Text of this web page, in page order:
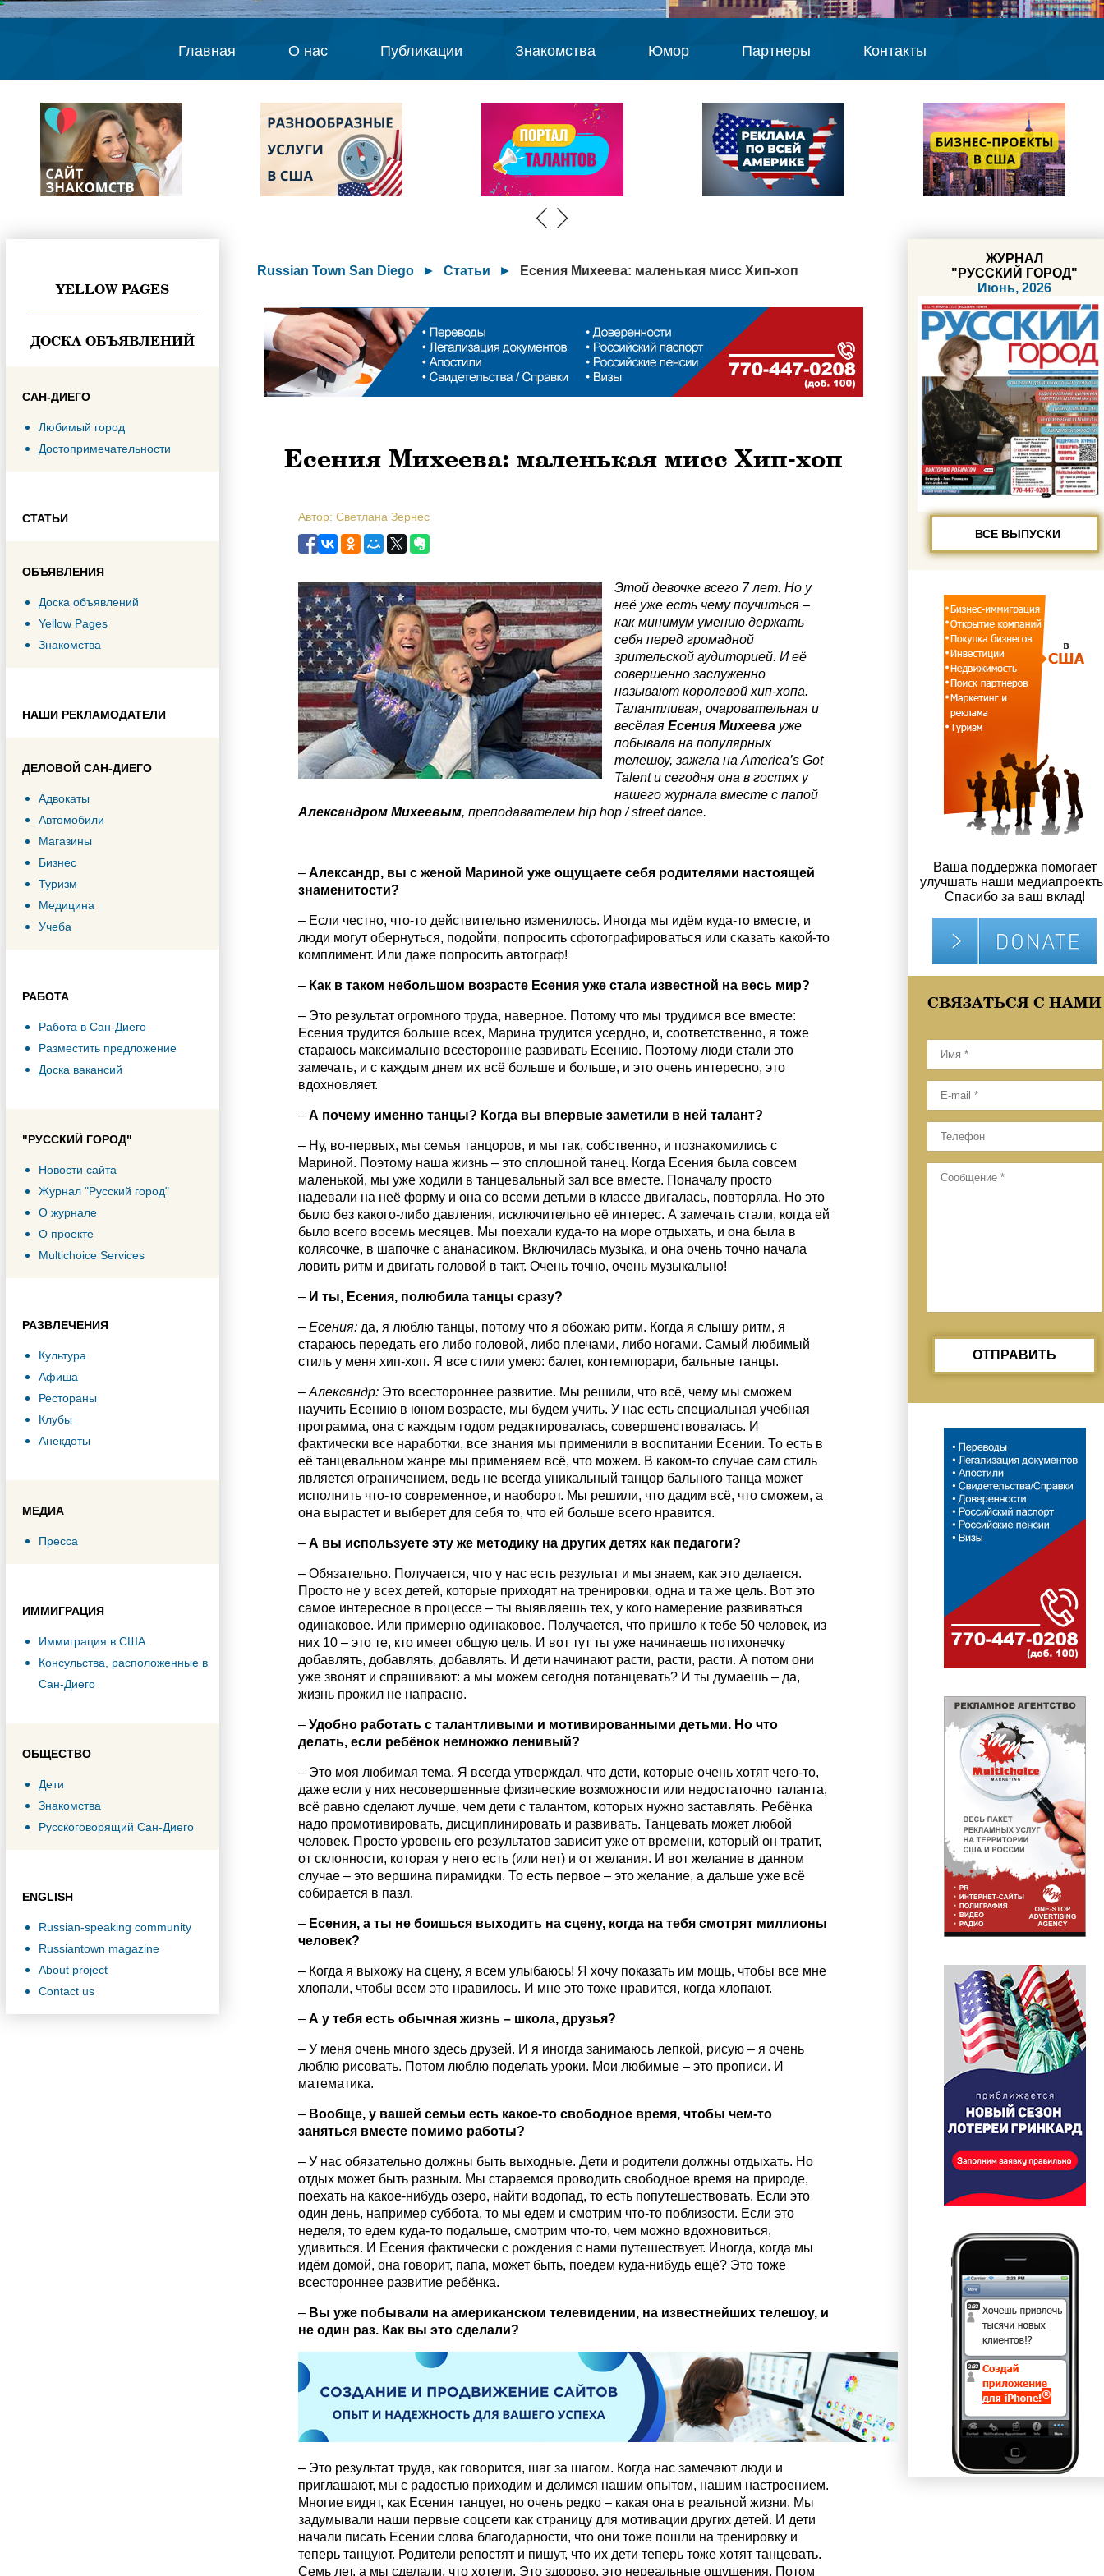
Главная О нас Публикации Знакомства Юмор Партнеры Контакты
YELLOW PAGES
ДОСКА ОБЪЯВЛЕНИЙ
САН-ДИЕГО
Любимый город
Достопримечательности
СТАТЬИ
ОБЪЯВЛЕНИЯ
Доска объявлений
Yellow Pages
Знакомства
НАШИ РЕКЛАМОДАТЕЛИ
ДЕЛОВОЙ САН-ДИЕГО
Адвокаты
Автомобили
Магазины
Бизнес
Туризм
Медицина
Учеба
РАБОТА
Работа в Сан-Диего
Разместить предложение
Доска вакансий
"РУССКИЙ ГОРОД"
Новости сайта
Журнал "Русский город"
О журнале
О проекте
Multichoice Services
РАЗВЛЕЧЕНИЯ
Культура
Афиша
Рестораны
Клубы
Анекдоты
МЕДИА
Пресса
ИММИГРАЦИЯ
Иммиграция в США
Консульства, расположенные в
Сан-Диего
ОБЩЕСТВО
Дети
Знакомства
Русскоговорящий Сан-Диего
ENGLISH
Russian-speaking community
Russiantown magazine
About project
Contact us
Russian Town San Diego ► Статьи ► Есения Михеева: маленькая мисс Хип-хоп
Есения Михеева: маленькая мисс Хип-хоп
Автор: Светлана Зернес
Этой девочке всего 7 лет. Но у
неё уже есть чему поучиться –
как минимум умению держать
себя перед громадной
зрительской аудиторией. И её
совершенно заслуженно
называют королевой хип-хопа.
Талантливая, очаровательная и
весёлая Есения Михеевауже
побывала на популярных
телешоу, зажгла на America’s Got
Talentи сегодня она в гостях у
нашего журнала вместе с папой
Александром Михеевым, преподавателем hip hop/street dance.
– Александр, вы с женой Мариной уже ощущаете себя родителями настоящей
знаменитости?
– Если честно, что-то действительно изменилось. Иногда мы идём куда-то вместе, и
люди могут обернуться, подойти, попросить сфотографироваться или сказать какой-то
комплимент. Или даже попросить автограф!
– Как в таком небольшом возрасте Есения уже стала известной на весь мир?
– Это результат огромного труда, наверное. Потому что мы трудимся все вместе:
Есения трудится больше всех, Марина трудится усердно, и, соответственно, я тоже
стараюсь максимально всесторонне развивать Есению. Поэтому люди стали это
замечать, и с каждым днем их всё больше и больше, и это очень интересно, это
вдохновляет.
– А почему именно танцы? Когда вы впервые заметили в ней талант?
– Ну, во-первых, мы семья танцоров, и мы так, собственно, и познакомились с
Мариной. Поэтому наша жизнь – это сплошной танец. Когда Есения была совсем
маленькой, мы уже ходили в танцевальный зал все вместе. Поначалу просто
надевали на неё форму и она со всеми детьми в классе двигалась, повторяла. Но это
было без какого-либо давления, исключительно её интерес. А замечать стали, когда ей
было всего восемь месяцев. Мы поехали куда-то на море отдыхать, и она была в
колясочке, в шапочке с ананасиком. Включилась музыка, и она очень точно начала
ловить ритм и двигать головой в такт. Очень точно, очень музыкально!
– И ты, Есения, полюбила танцы сразу?
– Есения:да, я люблю танцы, потому что я обожаю ритм. Когда я слышу ритм, я
стараюсь передать его либо головой, либо плечами, либо ногами. Самый любимый
стиль у меня хип-хоп. Я все стили умею: балет, контемпорари, бальные танцы.
– Александр: Это всестороннее развитие. Мы решили, что всё, чему мы сможем
научить Есению в юном возрасте, мы будем учить. У нас есть специальная учебная
программа, она с каждым годом редактировалась, совершенствовалась. И
фактически все наработки, все знания мы применили в воспитании Есении. То есть в
её танцевальном жанре мы применяем всё, что можем. В каком-то случае сам стиль
является ограничением, ведь не всегда уникальный танцор бального танца может
исполнить что-то современное, и наоборот. Мы решили, что дадим всё, что сможем, а
она вырастет и выберет для себя то, что ей больше всего нравится.
– А вы используете эту же методику на других детях как педагоги?
– Обязательно. Получается, что у нас есть результат и мы знаем, как это делается.
Просто не у всех детей, которые приходят на тренировки, одна и та же цель. Вот это
самое интересное в процессе – ты выявляешь тех, у кого намерение развиваться
одинаковое. Или примерно одинаковое. Получается, что пришло к тебе 50 человек, из
них 10 – это те, кто имеет общую цель. И вот тут ты уже начинаешь потихонечку
добавлять, добавлять, добавлять. И дети начинают расти, расти, расти. А потом они
уже звонят и спрашивают: а мы можем сегодня потанцевать? И ты думаешь – да,
жизнь прожил не напрасно.
– Удобно работать с талантливыми и мотивированными детьми. Но что
делать, если ребёнок немножко ленивый?
– Это моя любимая тема. Я всегда утверждал, что дети, которые очень хотят чего-то,
даже если у них несовершенные физические возможности или недостаточно таланта,
всё равно сделают лучше, чем дети с талантом, которых нужно заставлять. Ребёнка
надо промотивировать, дисциплинировать и развивать. Танцевать может любой
человек. Просто уровень его результатов зависит уже от времени, который он тратит,
от склонности, которая у него есть (или нет) и от желания. И вот желание в данном
случае – это вершина пирамидки. То есть первое – это желание, а дальше уже всё
собирается в пазл.
– Есения, а ты не боишься выходить на сцену, когда на тебя смотрят миллионы
человек?
– Когда я выхожу на сцену, я всем улыбаюсь! Я хочу показать им мощь, чтобы все мне
хлопали, чтобы всем это нравилось. И мне это тоже нравится, когда хлопают.
– А у тебя есть обычная жизнь – школа, друзья?
– У меня очень много здесь друзей. И я иногда занимаюсь лепкой, рисую – я очень
люблю рисовать. Потом люблю поделать уроки. Мои любимые – это прописи. И
математика.
– Вообще, у вашей семьи есть какое-то свободное время, чтобы чем-то
заняться вместе помимо работы?
– У нас обязательно должны быть выходные. Дети и родители должны отдыхать. Но
отдых может быть разным. Мы стараемся проводить свободное время на природе,
поехать на какое-нибудь озеро, найти водопад, то есть попутешествовать. Если это
один день, например суббота, то мы едем и смотрим что-то поблизости. Если это
неделя, то едем куда-то подальше, смотрим что-то, чем можно вдохновиться,
удивиться. И Есения фактически с рождения с нами путешествует. Иногда, когда мы
идём домой, она говорит, папа, может быть, поедем куда-нибудь ещё? Это тоже
всестороннее развитие ребёнка.
– Вы уже побывали на американском телевидении, на известнейших телешоу, и
не один раз. Как вы это сделали?
– Это результат труда, как говорится, шаг за шагом. Когда нас замечают люди и
приглашают, мы с радостью приходим и делимся нашим опытом, нашим настроением.
Многие видят, как Есения танцует, но очень редко – какая она в реальной жизни. Мы
задумывали наши первые соцсети как страницу для мотивации других детей. И дети
начали писать Есении слова благодарности, что они тоже пошли на тренировку и
теперь танцуют. Родители репостят и пишут, что их дети теперь тоже хотят танцевать.
Семь лет, а мы сделали, что хотели. Это здорово, это нереальные ощущения. Потом
ЖУРНАЛ
"РУССКИЙ ГОРОД"
Июнь, 2026
ВСЕ ВЫПУСКИ
Ваша поддержка помогает
улучшать наши
Спасибо за ваш вклад!
СВЯЗАТЬСЯ С НАМИ
ОТПРАВИТЬ